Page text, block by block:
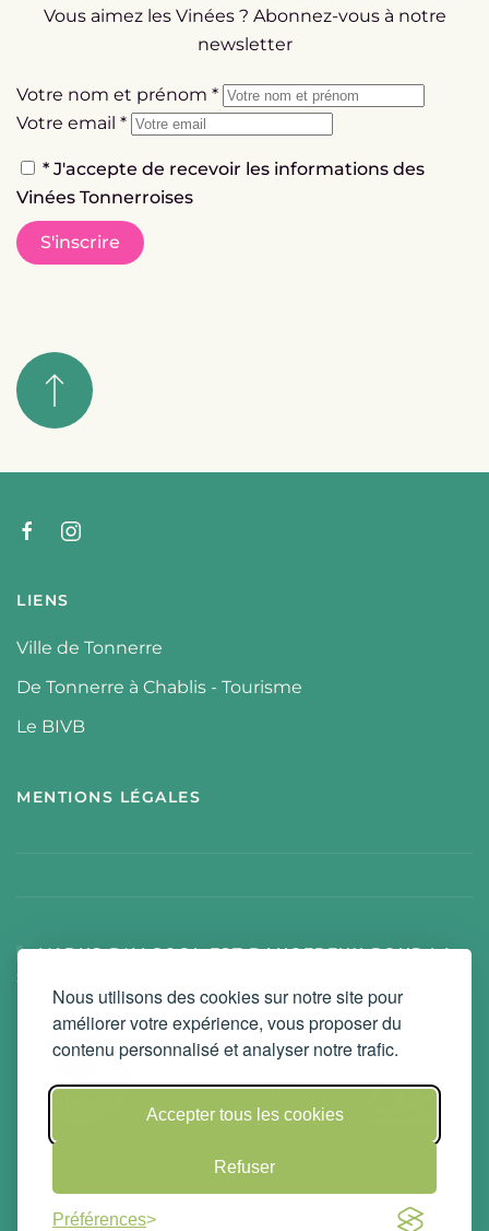
Nous utilisons des cookies sur notre site pour
améliorer votre expérience, vous proposer du
contenu personnalisé et analyser notre trafic.
Accepter tous les cookies
Refuser
Préférences
Vous aimez les Vinées ? Abonnez-vous à notre
newsletter
Votre nom et prénom *
Votre email *
* J'accepte de recevoir les informations des
Vinées Tonnerroises
S'inscrire
LIENS
Ville de Tonnerre
De Tonnerre à Chablis - Tourisme
Le BIVB
MENTIONS LÉGALES
L'ABUS D'ALCOOL EST DANGEREUX POUR LA
SANTÉ À CONSOMMER AVEC MODÉRATION